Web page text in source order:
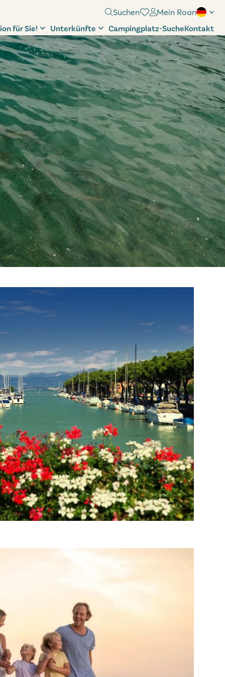
Suchen Mein Roan
für Sie! Unterkünfte Campingplatz-SucheKontakt